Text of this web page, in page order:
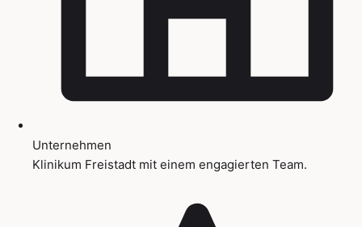
Unternehmen
Klinikum Freistadt mit einem engagierten Team.